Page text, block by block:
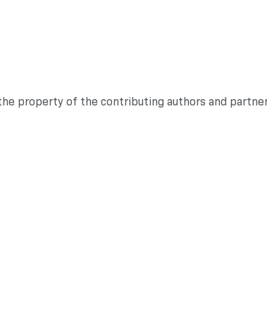
property of the contributing authors and